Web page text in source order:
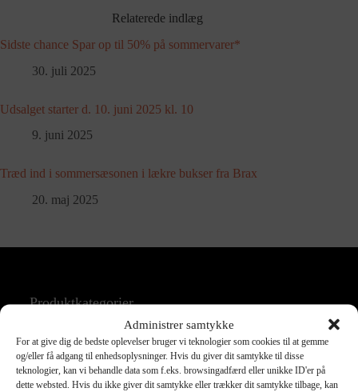
Administrer samtykke
For at give dig de bedste oplevelser bruger vi teknologier som cookies til at gemme
og/eller få adgang til enhedsoplysninger. Hvis du giver dit samtykke til disse
teknologier, kan vi behandle data som f.eks. browsingadfærd eller unikke ID'er på
dette websted. Hvis du ikke giver dit samtykke eller trækker dit samtykke tilbage, kan
Relaterede indlæg
Sidste chance Spar op til 50% på sommervarer*
30. juli 2025
Udsalget starter d. 10. juni 2025 kl. 10
9. juni 2025
Træd ind i sommersæsonen i lækre bukser fra Brax
20. maj 2025
Produktkategorier
Bluse
Bukser
Jakke
Jeans
Kjole
Nederdel